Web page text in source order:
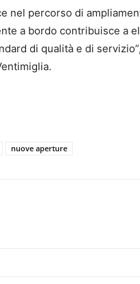
nel percorso di
a bordo contribuisce a
di qualità e di
nuove aperture